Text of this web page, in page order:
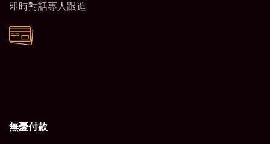
即時對話專人跟進
無憂付款